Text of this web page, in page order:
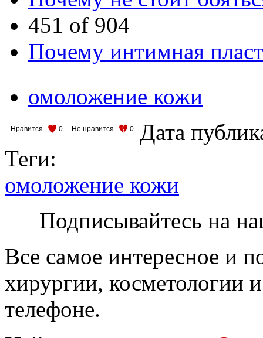
451 of 904
Почему интимная
омоложение кожи
Нравится 0 Не нравится 0
Дата
Теги:
омоложение кожи
Подписывайтесь на
Все самое интересное и
хирургии, косметологии
телефоне.